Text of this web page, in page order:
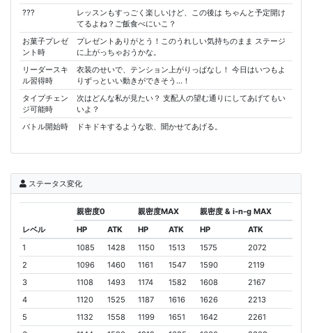
???
レッスンもすっごく楽しいけど、この後は ちゃんと予定開け
てるよね？ご飯食べにいこ？
お菓子プレゼ
ント時
プレゼントありがとう！このうれしい気持ちのまま ステージ
に上がっちゃおうかな。
リーダースキ
ル習得時
衣装のせいで、テンション上がりっぱなし！ 今日はいつもよ
りずっといい動きができそう…！
タイプチェン
ジ可能時
次はどんな私が見たい？ 支配人の望む通りにしてあげてもい
いよ？
バトル開始時
ドキドキするような歌、聞かせてあげる。
ステータス変化
レベル
親密度0 親密度MAX
親密度 & i-n-g MAX
HP
ATK HP ATK HP
ATK
1
1085 1428 1150 1513 1575
2072
2
1096 1460 1161 1547 1590
2119
3
1108 1493 1174 1582 1608
2167
4
1120 1525 1187 1616 1626
2213
5
1132 1558 1199 1651 1642
2261